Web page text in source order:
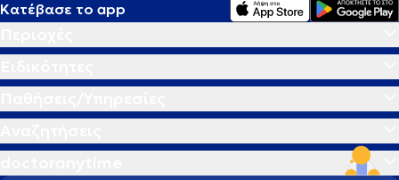
Κατέβασε το app